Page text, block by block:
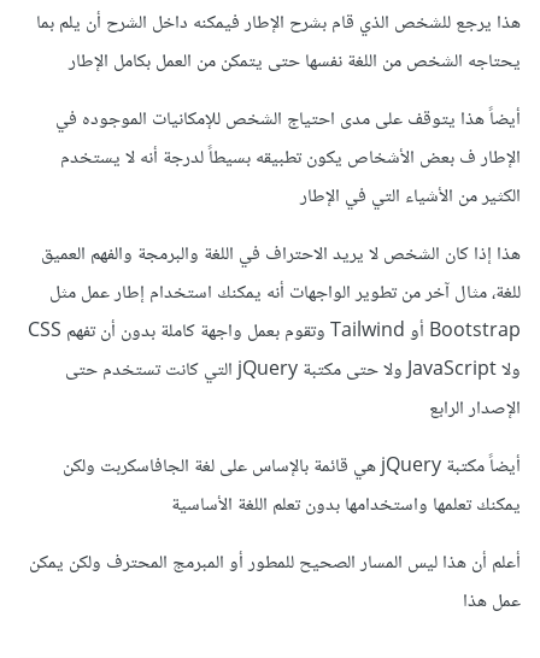
هذا يرجع للشخص الذي قام بشرح الإطار فيمكنه داخل الشرح أن يلم بما
يحتاجه الشخص من اللغة نفسها حتى يتمكن من العمل بكامل الإطار
أيضاً هذا يتوقف على مدى احتياج الشخص للإمكانيات الموجوده في
الإطار ف بعض الأشخاص يكون تطبيقه بسيطاً لدرجة أنه لا يستخدم
الكثير من الأشياء التي في الإطار
هذا إذا كان الشخص لا يريد الاحتراف في اللغة والبرمجة والفهم العميق
للغة، مثال آخر من تطوير الواجهات أنه يمكنك استخدام إطار عمل مثل
Bootstrap أو Tailwind وتقوم بعمل واجهة كاملة بدون أن تفهم CSS
ولا JavaScript ولا حتى مكتبة jQuery التي كانت تستخدم حتى
الإصدار الرابع
أيضاً مكتبة jQuery هي قائمة بالإساس على لغة الجافاسكربت ولكن
يمكنك تعلمها واستخدامها بدون تعلم اللغة الأساسية
أعلم أن هذا ليس المسار الصحيح للمطور أو المبرمج المحترف ولكن يمكن
عمل هذا